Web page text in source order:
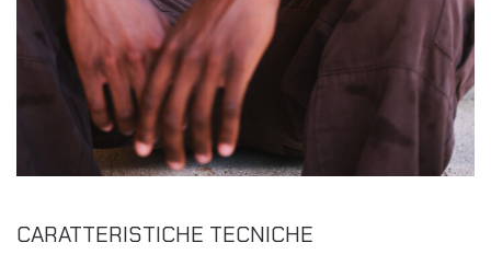
CARATTERISTICHE TECNICHE